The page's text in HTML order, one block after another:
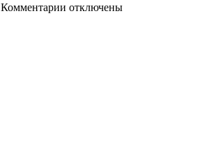
Комментарии отключены